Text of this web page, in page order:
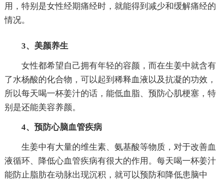
用，特别是女性经期痛经时，就能得到减少和缓解痛经的
情况。
3、美颜养生
女性都希望自己拥有年轻的容颜，而在生姜中就含有
了水杨酸的化合物，可以起到稀释血液以及抗凝的功效，
所以每天喝一杯姜汁的话，能低血脂、预防心肌梗塞，特
别是还能美容养颜。
4、预防心脑血管疾病
生姜中有大量的维生素、氨基酸等物质，对于改善血
液循环、降低心血管疾病有很大的作用。每天喝一杯姜汁
能防止脂肪在动脉出现沉积，就可以预防和降低患脑中